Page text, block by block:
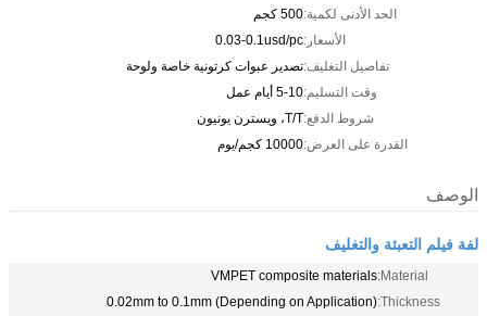
الحد الأدنى لكمية:500 كجم
الأسعار:0.03-0.1usd/pc
تفاصيل التغليف:تصدير عبوات كرتونية خاصة ولوحة
وقت التسليم:5-10 أيام عمل
شروط الدفع:T/T، ويسترن يونيون
القدرة على العرض:10000 كجم/يوم
الوصف
لفة فيلم التعبئة والتغليف
Material:
VMPET composite materials
Thickness:
0.02mm to 0.1mm (Depending on Application)